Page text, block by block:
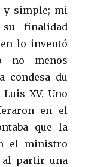
y simple; mi
finalidad
lo inventó
no menos
condesa du
XV. Uno
en el
que la
el ministro
al partir una